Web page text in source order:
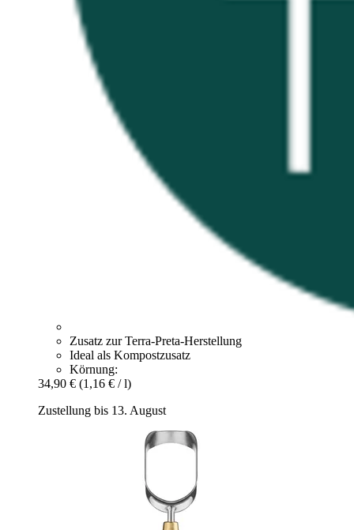
Zusatz zur Terra-Preta-Herstellung
Ideal als Kompostzusatz
Körnung:
34,90 € (1,16 € / l)
Zustellung bis 13. August